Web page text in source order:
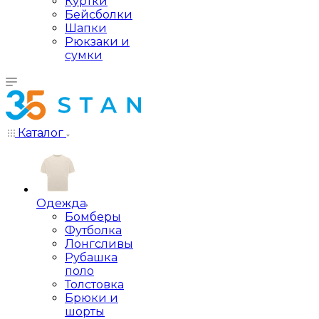
Бейсболки
Шапки
Рюкзаки и
сумки
Каталог
Одежда
Бомберы
Футболка
Лонгсливы
Рубашка
поло
Толстовка
Брюки и
шорты